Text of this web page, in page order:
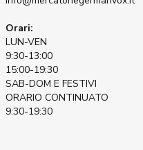
Orari:
LUN-VEN
9:30-13:00
15:00-19:30
SAB-DOM E FESTIVI
ORARIO CONTINUATO
9:30-19:30